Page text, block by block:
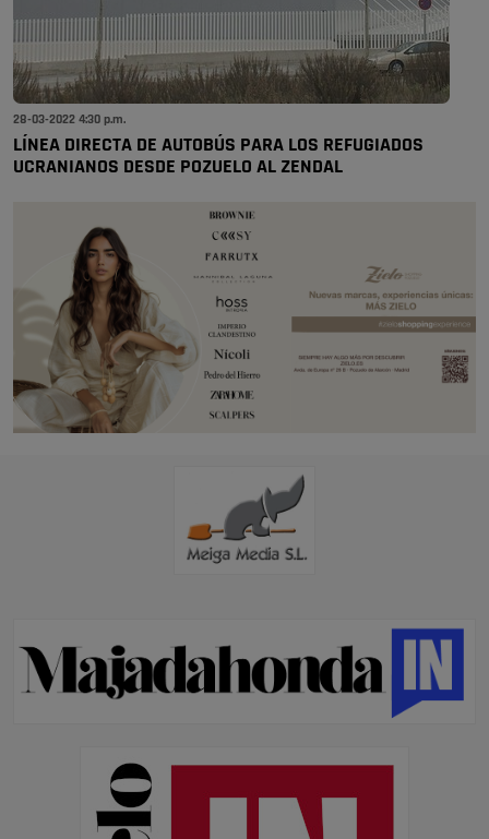
28-03-2022 4:30 p.m.
LÍNEA DIRECTA DE AUTOBÚS PARA LOS REFUGIADOS
UCRANIANOS DESDE POZUELO AL ZENDAL